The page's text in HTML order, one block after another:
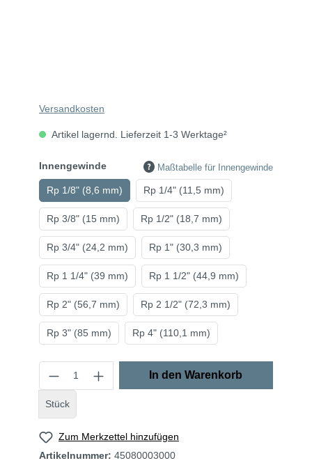
Versandkosten
Artikel lagernd. Lieferzeit 1-3 Werktage²
Innengewinde Maßtabelle für Innengewinde
Rp 1/8" (8,6 mm) Rp 1/4" (11,5 mm)
Rp 3/8" (15 mm) Rp 1/2" (18,7 mm)
Rp 3/4" (24,2 mm) Rp 1" (30,3 mm)
Rp 1 1/4" (39 mm) Rp 1 1/2" (44,9 mm)
Rp 2" (56,7 mm) Rp 2 1/2" (72,3 mm)
Rp 3" (85 mm) Rp 4" (110,1 mm)
Stück
In den Warenkorb
Zum Merkzettel hinzufügen
Artikelnummer: 45080003000